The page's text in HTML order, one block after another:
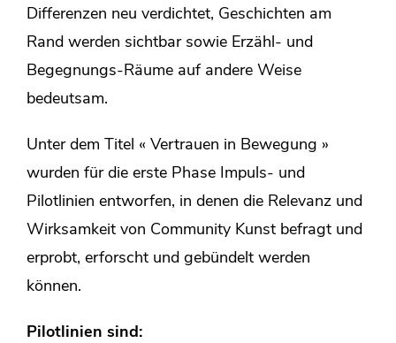
Differenzen neu verdichtet, Geschichten am
Rand werden sichtbar sowie Erzähl- und
Begegnungs-Räume auf andere Weise
bedeutsam.
Unter dem Titel « Vertrauen in Bewegung »
wurden für die erste Phase Impuls- und
Pilotlinien entworfen, in denen die Relevanz und
Wirksamkeit von Community Kunst befragt und
erprobt, erforscht und gebündelt werden
können.
Pilotlinien sind: